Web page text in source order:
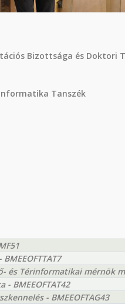
Bizottsága és Doktori
Tanszék
és Térinformatikai mérnök
BMEEOFTAT42
- BMEEOFTAG43